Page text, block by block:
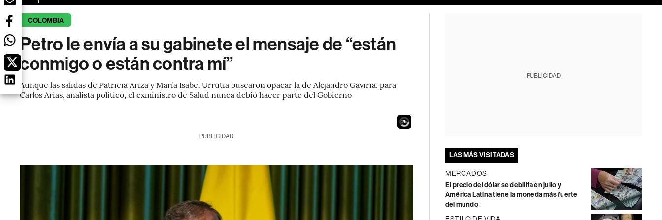
COLOMBIA
Petro le envía a su gabinete el mensaje de “están
conmigo o están contra mí”
Aunque las salidas de Patricia Ariza y María Isabel Urrutia buscaron opacar la de Alejandro Gaviria, para
Carlos Arias, analista político, el exministro de Salud nunca debió hacer parte del Gobierno
24
PUBLICIDAD
PUBLICIDAD
LAS MÁS VISITADAS
MERCADOS
El precio del dólar se debilita en julio y
América Latina tiene la moneda más fuerte
del mundo